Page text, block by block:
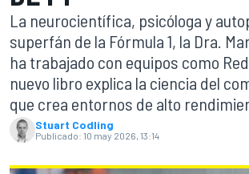
La neurocientífica, psicóloga y
superfán de la Fórmula 1, la Dra.
ha trabajado con equipos como
nuevo libro explica la ciencia del
que crea entornos de alto
Stuart Codling
Publicado: 10 may 2026, 13:14